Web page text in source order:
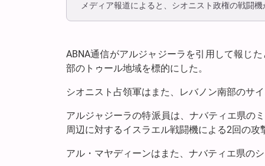
メディア報道によると、シオニスト政権の戦闘
ABNA通信がアルジャジーラを引用して報じ
部のトゥール地域を標的にした。
シオニスト占領軍はまた、レバノン南部のサ
アルジャジーラの特派員は、ナバティエ県の
周辺に対するイスラエル戦闘機による2回の攻
アル・マヤディーンはまた、ナバティエ県の